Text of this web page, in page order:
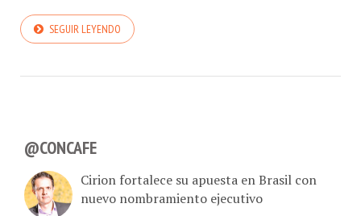
SEGUIR LEYENDO
@CONCAFE
Cirion fortalece su apuesta en Brasil con
nuevo nombramiento ejecutivo